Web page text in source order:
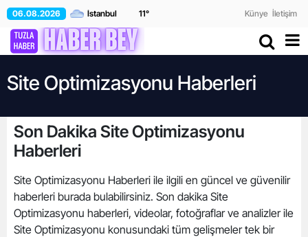
06.08.2026 11° Künye İletişim
Site Optimizasyonu Haberleri
Son Dakika Site Optimizasyonu
Haberleri
Site Optimizasyonu Haberleri ile ilgili en güncel ve güvenilir
haberleri burada bulabilirsiniz. Son dakika Site
Optimizasyonu haberleri, videolar, fotoğraflar ve analizler ile
Site Optimizasyonu konusundaki tüm gelişmeler tek bir